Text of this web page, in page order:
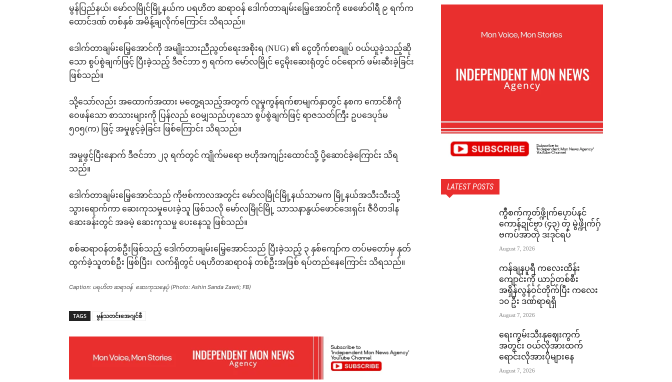
မွန်ပြည်နယ်၊ မော်လမြိုင်မြို့နယ်က ပရဟိတ ဆရာဝန် ဒေါက်တာချမ်းမြေ့အောင်ကို ဖေဖော်ဝါရီ ၉ ရက်က
ထောင်ဒဏ် တစ်နှစ် အမိန့်ချလိုက်ကြောင်း သိရသည်။
ဒေါက်တာချမ်းမြေ့အောင်ကို အမျိုးသားညီညွတ်ရေးအစိုးရ (NUG) ၏ ငွေတိုက်စာချုပ် ဝယ်ယူခဲ့သည့်ဆို
သော စွပ်စွဲချက်ဖြင့် ပြီးခဲ့သည့် ဒီဇင်ဘာ ၅ ရက်က မော်လမြိုင် ငွေမိုးဆေးရုံတွင် ဝင်ရောက် ဖမ်းဆီးခဲ့ခြင်း
ဖြစ်သည်။
သို့သော်လည်း အထောက်အထား မတွေ့ရသည့်အတွက် လူမှုကွန်ရက်စာမျက်နှာတွင် နစက ကောင်စီကို
ဝေဖန်သော စာသားများကို ပြန်လည် ဝေမျှသည်ဟုသော စွပ်စွဲချက်ဖြင့် ရာဇသတ်ကြီး ဥပဒေပုဒ်မ
၅၀၅(က) ဖြင့် အမှုဖွင့်ခဲ့ခြင်း ဖြစ်ကြောင်း သိရသည်။
အမှုဖွင့်ပြီးနောက် ဒီဇင်ဘာ ၂၃ ရက်တွင် ကျိုက်မရော ဗဟိုအကျဉ်းထောင်သို့ ပို့ဆောင်ခဲ့ကြောင်း သိရ
သည်။
ဒေါက်တာချမ်းမြေ့အောင်သည် ကိုဗစ်ကာလအတွင်း မော်လမြိုင်မြို့နယ်သာမက မြို့နယ်အသီးသီးသို့
သွားရောက်ကာ ဆေးကုသမှုပေးခဲ့သူ ဖြစ်သလို မော်လမြိုင်မြို့ သာသနာနွယ်ဖောင်ဒေးရှင်း ဇီဝိတဒါန
ဆေးခန်းတွင် အခမဲ့ ဆေးကုသမှု ပေးနေသူ ဖြစ်သည်။
စစ်ဆရာဝန်တစ်ဦးဖြစ်သည့် ဒေါက်တာချမ်းမြေ့အောင်သည် ပြီးခဲ့သည့် ၃ နှစ်ကျော်က တပ်မတော်မှ နုတ်
ထွက်ခဲ့သူတစ်ဦး ဖြစ်ပြီး၊ လက်ရှိတွင် ပရဟိတဆရာဝန် တစ်ဦးအဖြစ် ရပ်တည်နေကြောင်း သိရသည်။
Caption: ပရဟိတ ဆရာဝန် ဆေးကုသနေပုံ (Photo: Ashin Sanda Zawti; FB)
TAGS မွန်သတင်းအေဂျင်စီ
LATEST POSTS
ကွဳစက်ကၠတ်ဖ္ဍိုက်ပၠောပ်နင်
ကောန်ဍုင်ဗၟာ (၄၃) တၠ မွဲဖ္ဍိုက်ဂှ်
ဗကပ်အာတုဲ ဒးဒုင်ရပ်
August 7, 2026
ကန်ချနပူရီ ကလေးထိန်း
ကျောင်းကို ယာဉ်တစ်စီး
အရှိန်လွန်ဝင်တိုက်ပြီး ကလေး
၁၀ ဦး ဒဏ်ရာရရှိ
August 7, 2026
ရေးကွမ်းသီးနုဈေးကွက်
အတွင်း ဝယ်လိုအားထက်
ရောင်းလိုအားပိုများနေ
August 7, 2026